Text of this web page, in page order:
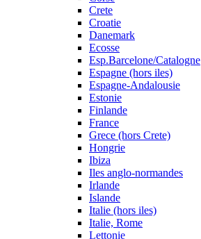
Crete
Croatie
Danemark
Ecosse
Esp.Barcelone/Catalogne
Espagne (hors iles)
Espagne-Andalousie
Estonie
Finlande
France
Grece (hors Crete)
Hongrie
Ibiza
Iles anglo-normandes
Irlande
Islande
Italie (hors iles)
Italie, Rome
Lettonie